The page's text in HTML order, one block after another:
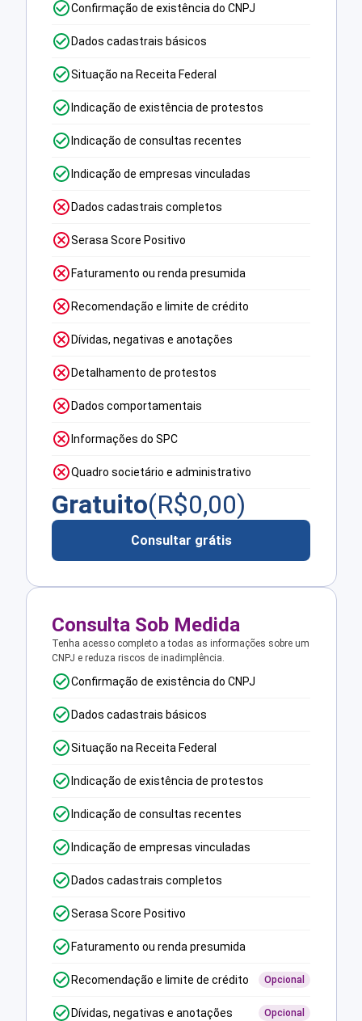
Confirmação de existência do CNPJ
Dados cadastrais básicos
Situação na Receita Federal
Indicação de existência de protestos
Indicação de consultas recentes
Indicação de empresas vinculadas
Dados cadastrais completos
Serasa Score Positivo
Faturamento ou renda presumida
Recomendação e limite de crédito
Dívidas, negativas e anotações
Detalhamento de protestos
Dados comportamentais
Informações do SPC
Quadro societário e administrativo
Gratuito(R$0,00)
Consultar grátis
Consulta Sob Medida
Tenha acesso completo a todas as informações sobre um
CNPJ e reduza riscos de inadimplência.
Confirmação de existência do CNPJ
Dados cadastrais básicos
Situação na Receita Federal
Indicação de existência de protestos
Indicação de consultas recentes
Indicação de empresas vinculadas
Dados cadastrais completos
Serasa Score Positivo
Faturamento ou renda presumida
Recomendação e limite de crédito Opcional
Dívidas, negativas e anotações Opcional